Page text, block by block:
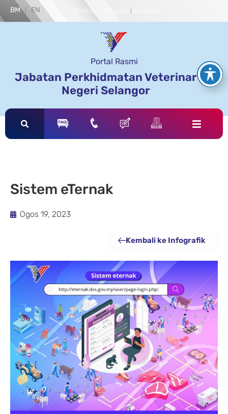
BM EN Direktori Pegawai
Portal Rasmi
Jabatan Perkhidmatan Veterinar
Negeri Selangor
Sistem eTernak
Ogos 19, 2023
Kembali ke Infografik